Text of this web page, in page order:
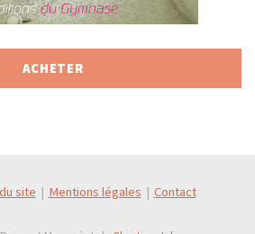
ACHETER
site | Mentions légales | Contact